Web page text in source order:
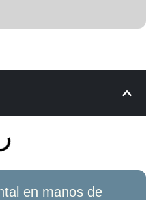
en manos de